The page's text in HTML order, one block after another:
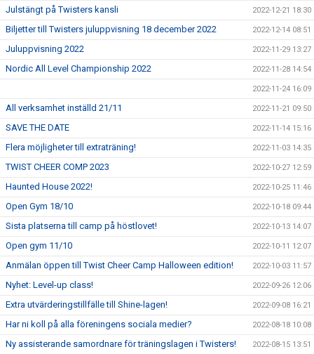
Julstängt på Twisters kansli 2022-12-21 18:30
Biljetter till Twisters juluppvisning 18 december 2022 2022-12-14 08:51
Juluppvisning 2022 2022-11-29 13:27
Nordic All Level Championship 2022 2022-11-28 14:54
2022-11-24 16:09
All verksamhet inställd 21/11 2022-11-21 09:50
SAVE THE DATE 2022-11-14 15:16
Flera möjligheter till extraträning! 2022-11-03 14:35
TWIST CHEER COMP 2023 2022-10-27 12:59
Haunted House 2022! 2022-10-25 11:46
Open Gym 18/10 2022-10-18 09:44
Sista platserna till camp på höstlovet! 2022-10-13 14:07
Open gym 11/10 2022-10-11 12:07
Anmälan öppen till Twist Cheer Camp Halloween edition! 2022-10-03 11:57
Nyhet: Level-up class! 2022-09-26 12:06
Extra utvärderingstillfälle till Shine-lagen! 2022-09-08 16:21
Har ni koll på alla föreningens sociala medier? 2022-08-18 10:08
Ny assisterande samordnare för träningslagen i Twisters! 2022-08-15 13:51